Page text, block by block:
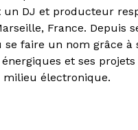
un DJ et producteur
France. Depuis
se faire un nom grâce à
et ses
électronique.